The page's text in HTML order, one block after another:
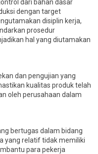
dari bahan dasar
dengan target
disiplin kerja,
prosedur
hal yang diutamakan
dan pengujian yang
kualitas produk telah
oleh perusahaan dalam
bertugas dalam bidang
yang relatif tidak memiliki
para pekerja